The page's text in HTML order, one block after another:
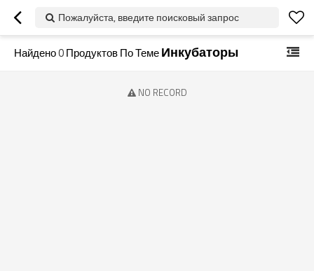
Пожалуйста, введите поисковый запрос
Найдено0Продуктов По ТемеИнкубаторы
NO RECORD